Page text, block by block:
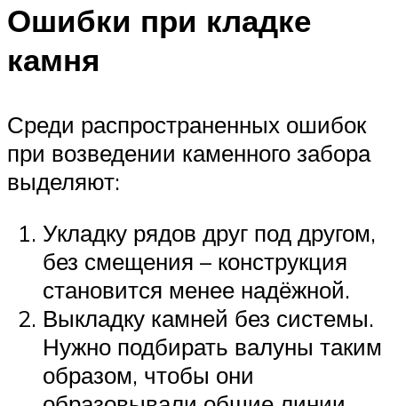
Ошибки при кладке
камня
Среди распространенных ошибок
при возведении каменного забора
выделяют:
Укладку рядов друг под другом,
без смещения – конструкция
становится менее надёжной.
Выкладку камней без системы.
Нужно подбирать валуны таким
образом, чтобы они